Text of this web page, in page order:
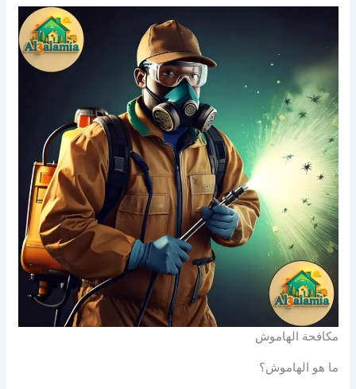
مكافحة الهاموش
ما هو الهاموش؟